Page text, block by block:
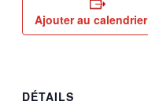
Ajouter au calendrier
DÉTAILS